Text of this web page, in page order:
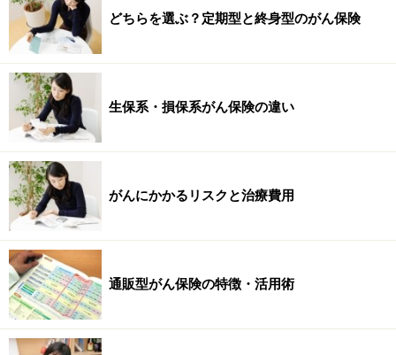
どちらを選ぶ？定期型と終身型のがん保険
生保系・損保系がん保険の違い
がんにかかるリスクと治療費用
通販型がん保険の特徴・活用術